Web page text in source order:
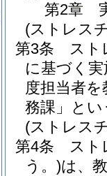
第2章
(ストレス
第3条
スト
に基づく
度担当者
務課」とい
(ストレス
第4条
スト
う。)は、